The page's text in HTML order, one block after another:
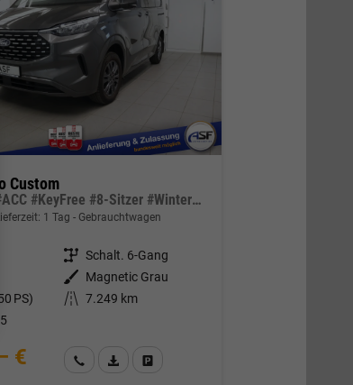
Custom
L1 Titanium #ACC #KeyFree #8-Sitzer #Winter-P. #360°-Kamera
1 Tag Gebrauchtwagen
Getriebe Schalt. 6-Gang
Außenfarbe
Magnetic Grau
PS) Kilometerstand 7.249 km
€ Wir rufen Sie anFahrzeugexposé (PDF)